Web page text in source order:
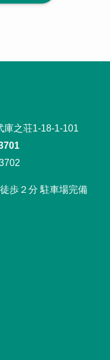
庫之荘1-18-1-101
歩２分 駐車場完備